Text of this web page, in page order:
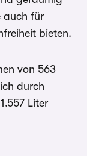
auch für
bieten.
von 563
durch
Liter